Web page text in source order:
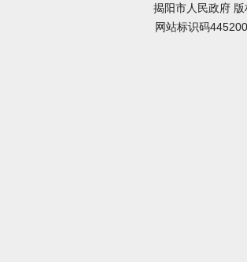
揭阳市人民政府
网站标识码